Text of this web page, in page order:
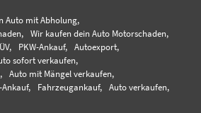
Auto mit Abholung,
Wir kaufen dein Auto Motorschaden,
PKW-Ankauf,
Autoexport,
sofort verkaufen,
Auto mit Mängel verkaufen,
Ankauf, Fahrzeugankauf, Auto verkaufen,